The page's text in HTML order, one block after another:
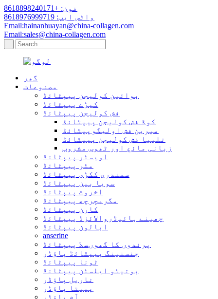
فون: +8618898240171
واٹس ایپ: 8618976999719
Email:hainanhuayan@china-collagen.com
Email:sales@china-collagen.com
گھر
مصنوعات
بوائین کولیجن پیپٹائڈ
کیڑے پیپٹائڈ
فش کولیجن پیپٹائڈ
کوڈ فش کولیجن پیپٹائڈ
میرین فش اولیگوپپٹائڈ
تلپیا فش کولیجن پیپٹائڈ
زبانی مائع اور ٹھوس مشروب
اویسٹر پیپٹائڈ
مٹر پیپٹائڈ
سمندری ککڑی پیپٹائڈ
سویا بین پیپٹائڈ
اخروٹ پیپٹائڈ
مگرمچرچھ پیپٹائڈ
کارن پیپٹائڈ
چھینے ہائیڈروالائزڈ پیپٹائڈ
ابالون پیپٹائڈ
anserine
پرندوں کا گھوںسلا پیپٹائڈ
جنسنینگ پیپٹائڈ پاؤڈر
ٹونا پیپٹائڈ
بونیٹو ایلسٹن پیپٹائڈ
ناریل پاؤڈر
پپیتا پاؤڈر
آم پاؤڈر